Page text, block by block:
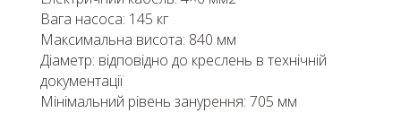
Вага насоса: 145 кг
Максимальна висота: 840 мм
Діаметр: відповідно до креслень в технічній
документації
Мінімальний рівень занурення: 705 мм